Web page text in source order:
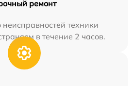
ремонт
техники
в течение 2 часов.